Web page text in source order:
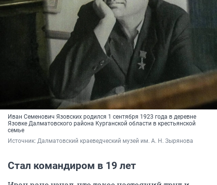
Иван Семенович Язовских родился 1 сентября 1923 года в деревне
Язовке Далматовского района Курганской области в крестьянской
семье
Источник: Далматовский краеведческий музей им. А. Н. Зырянова
Стал командиром в 19 лет